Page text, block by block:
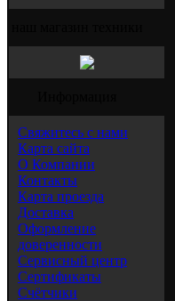
Свяжитесь с нами
Карта сайта
О Компании
Контакты
Карта проезда
Доставка
Оформление
доверенности
Сервисный центр
Сертификаты
Счётчики